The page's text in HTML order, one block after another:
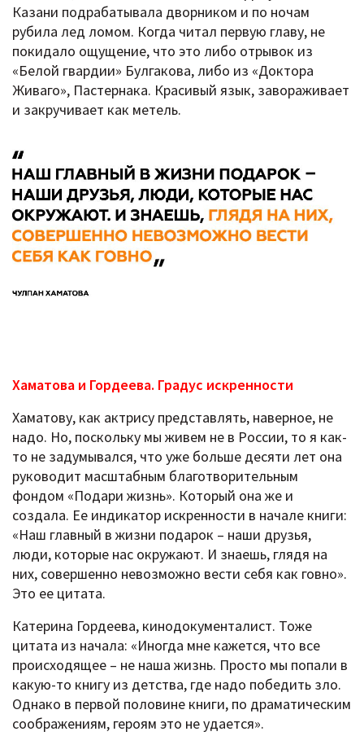
Казани подрабатывала дворником и по ночам
рубила лед ломом. Когда читал первую главу, не
покидало ощущение, что это либо отрывок из
«Белой гвардии» Булгакова, либо из «Доктора
Живаго», Пастернака. Красивый язык, завораживает
и закручивает как метель.
Хаматова и Гордеева. Градус искренности
Хаматову, как актрису представлять, наверное, не
надо. Но, поскольку мы живем не в России, то я как-
то не задумывался, что уже больше десяти лет она
руководит масштабным благотворительным
фондом «Подари жизнь». Который она же и
создала. Ее индикатор искренности в начале книги:
«Наш главный в жизни подарок – наши друзья,
люди, которые нас окружают. И знаешь, глядя на
них, совершенно невозможно вести себя как говно».
Это ее цитата.
Катерина Гордеева, кинодокументалист. Тоже
цитата из начала: «Иногда мне кажется, что все
происходящее – не наша жизнь. Просто мы попали в
какую-то книгу из детства, где надо победить зло.
Однако в первой половине книги, по драматическим
соображениям, героям это не удается».